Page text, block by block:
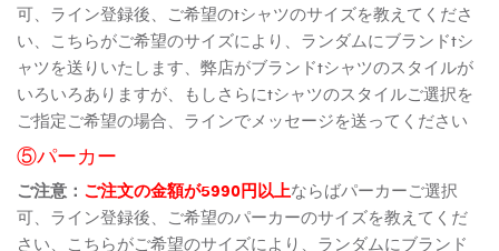
可、ライン登録後、ご希望のtシャツのサイズを教えてくださ
い、こちらがご希望のサイズにより、ランダムにブランドtシ
ャツを送りいたします、弊店がブランドtシャツのスタイルが
いろいろありますが、もしさらにtシャツのスタイルご選択を
ご指定ご希望の場合、ラインでメッセージを送ってください
⑤パーカー
ご注意： ご注文の金額が5990円以上ならばパーカーご選択
可、ライン登録後、ご希望のパーカーのサイズを教えてくだ
さい、こちらがご希望のサイズにより、ランダムにブランド